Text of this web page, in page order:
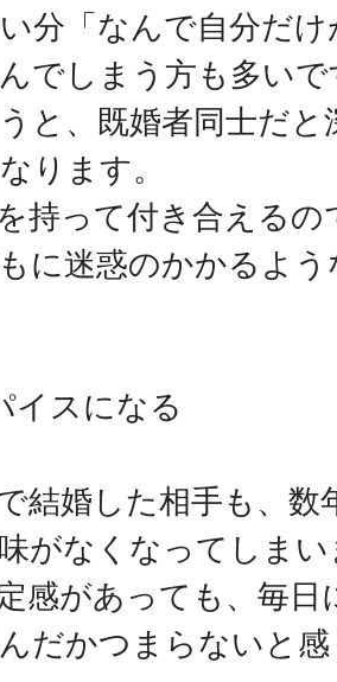
分「なんで自分だ
でしまう方も多いで
と、既婚者同士だ
ります。
持って付き合える
に迷惑のかかるよ
イスになる
結婚した相手も、数
がなくなってしま
感があっても、毎
だかつまらないと